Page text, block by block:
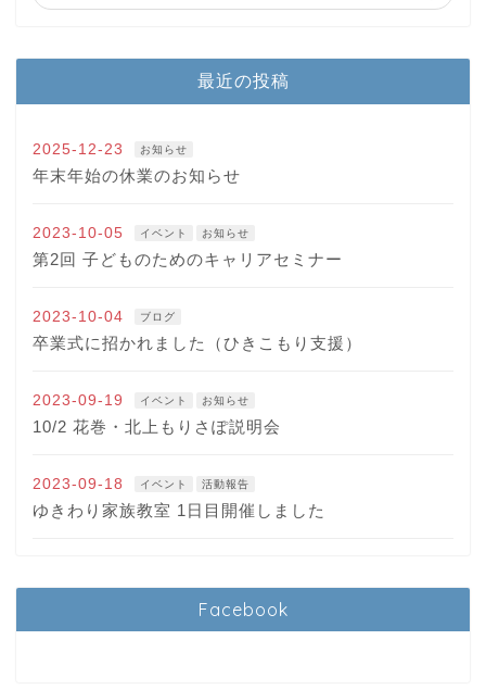
最近の投稿
2025-12-23 お知らせ
年末年始の休業のお知らせ
2023-10-05 イベント お知らせ
第2回 子どものためのキャリアセミナー
2023-10-04 ブログ
卒業式に招かれました（ひきこもり支援）
2023-09-19 イベント お知らせ
10/2 花巻・北上もりさぽ説明会
2023-09-18 イベント 活動報告
ゆきわり家族教室 1日目開催しました
Facebook